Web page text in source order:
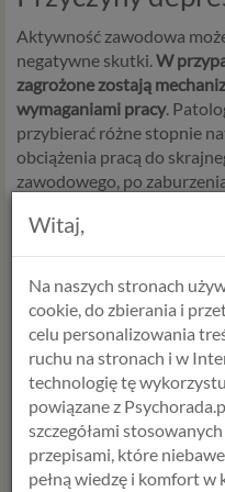
Aktywność zawodowa
negatywne skutki.W
zagrożone zostają
wymaganiami pracy.
przybierać różne stopnie
obciążenia pracą do
zawodowego, po
mogą powodować
pracy, a w konsekwencji
Wyczerpanie będące
form zmęczenia, może
Wszelkie objawy
ostro, aż do objawów
stany bezsenności,
zaburzenia funkcji
ostre obniżenie
Witaj,
Na naszych stronach
cookie, do zbierania i
celu personalizowania
ruchu na stronach i w
technologię tę
powiązane z
szczegółami
przepisami, które
pełną wiedzę i komfort w